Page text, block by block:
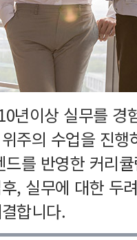
년이상 실무를 경
주의 수업을 진
를 반영한 커리
, 실무에 대한 두
합니다.